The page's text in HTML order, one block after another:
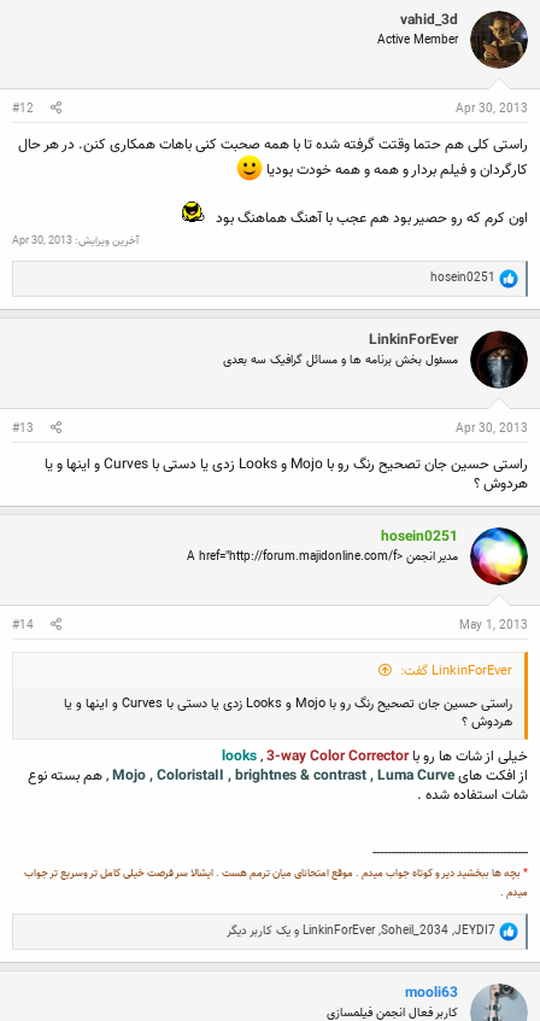
t
i
o
n
:
vahid_3d
Active Member
Apr 30, 2013
#12
راستی کلی هم حتما وقتت گرفته شده تا با همه صحبت کنی باهات همکاری کنن. در هر حال
کارگردان و فیلم بردار و همه و همه خودت بودیا
اون کرم که رو حصیر بود هم عجب با آهنگ هماهنگ بود
آخرین ویرایش: Apr 30, 2013
R
e
a
c
t
i
o
n
:
hosein0251
LinkinForEver
مسئول بخش برنامه ها و مسائل گرافیک سه بعدی
Apr 30, 2013
#13
راستی حسین جان تصحیح رنگ رو با Mojo و Looks زدی یا دستی با Curves و اینها و یا
هردوش ؟
hosein0251
مدیر انجمن <A href="http://forum.majidonline.com/f
May 1, 2013
#14
LinkinForEver گفت:
راستی حسین جان تصحیح رنگ رو با Mojo و Looks زدی یا دستی با Curves و اینها و یا
هردوش ؟
خیلی از شات ها رو با looks,3-way Color Corrector
از افکت هایMojo , ColoristaII , brightnes & contrast , Luma Curve, هم بسته نوع
شات استفاده شده .
-------------------------------------------
*بچه ها ببخشید دیر و کوتاه جواب میدم . موقع امتحانای میان ترمم هست . ایشالا سر فرصت خیلی کامل تر وسریع تر جواب
میدم .
R
e
a
c
t
i
JEYDI7
,
Soheil_2034
,
LinkinForEver و یک کاربر دیگر
mooli63
کاربر فعال انجمن فیلمسازی